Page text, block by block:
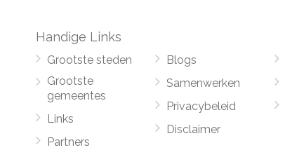
Handige Links
Grootste steden
Grootste
gemeentes
Links
Partners
Blogs
Samenwerken
Privacybeleid
Disclaimer